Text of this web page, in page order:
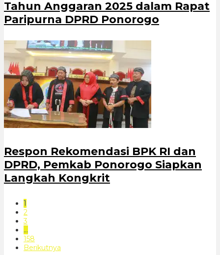
Tahun Anggaran 2025 dalam Rapat
Paripurna DPRD Ponorogo
Respon Rekomendasi BPK RI dan
DPRD, Pemkab Ponorogo Siapkan
Langkah Kongkrit
1
2
3
…
158
Berikutnya